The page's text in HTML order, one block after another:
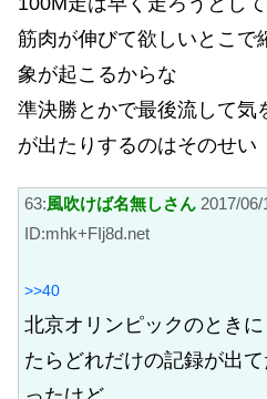
筋肉が伸びて欲しいとこで
象が起こるからな
準決勝とかで最後流して気
が出たりするのはそのせい
63:風吹けば名無しさん 2017/
ID:mhk+FIj8d.net
>>40
北京オリンピックのとき
たらどれだけの記録が出